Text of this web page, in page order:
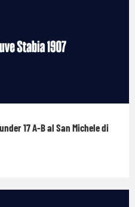
17 A-B al San Michele di